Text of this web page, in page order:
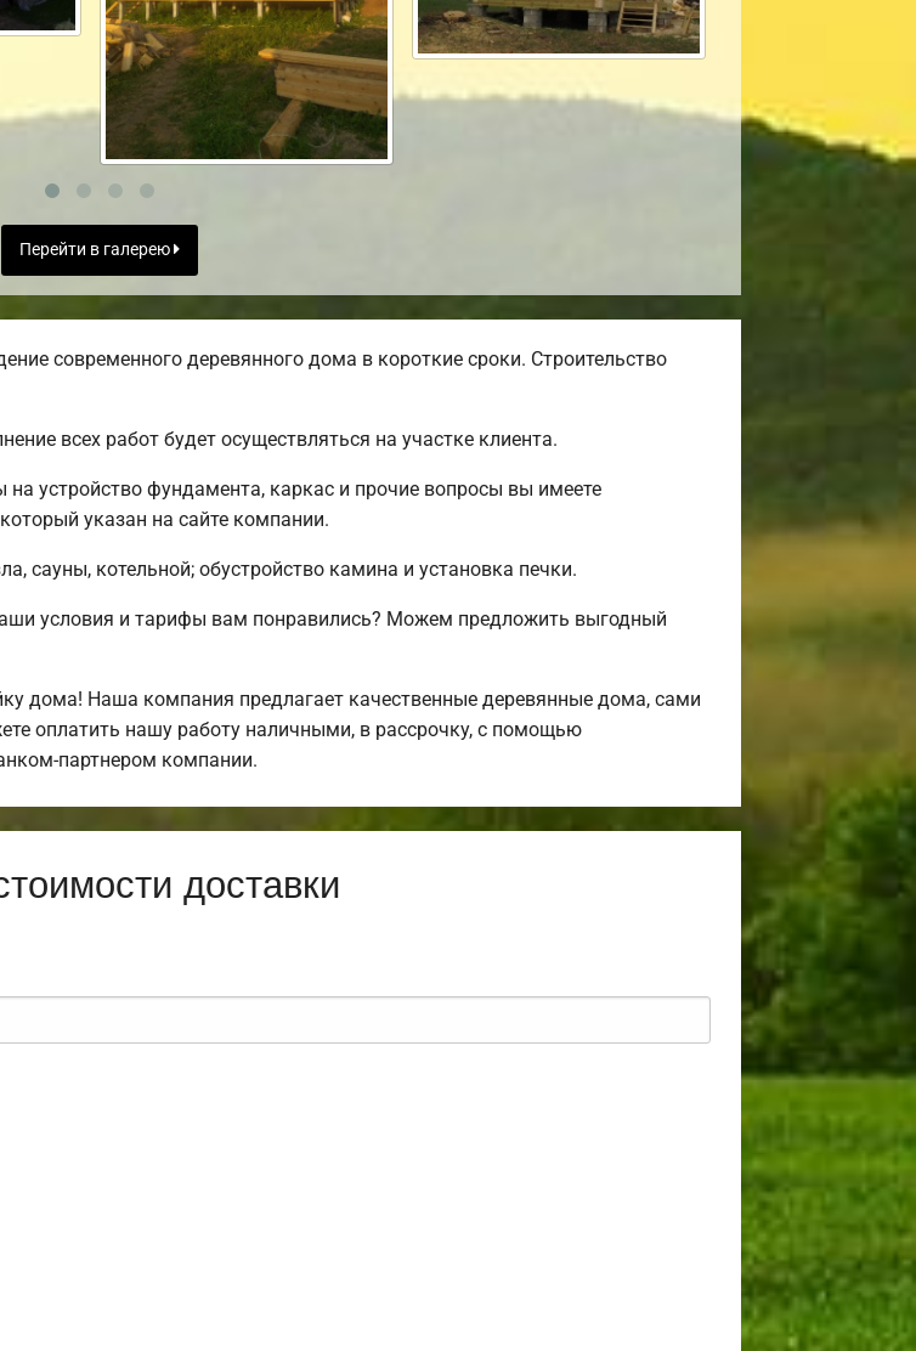
Перейти в галерею
современного деревянного дома в короткие сроки. Строительство
всех работ будет осуществляться на участке клиента.
устройство фундамента, каркас и прочие вопросы вы имеете
указан на сайте компании.
сауны, котельной; обустройство камина и установка печки.
условия и тарифы вам понравились? Можем предложить выгодный
дома! Наша компания предлагает качественные деревянные дома, сами
оплатить нашу работу наличными, в рассрочку, с помощью
партнером компании.
доставки